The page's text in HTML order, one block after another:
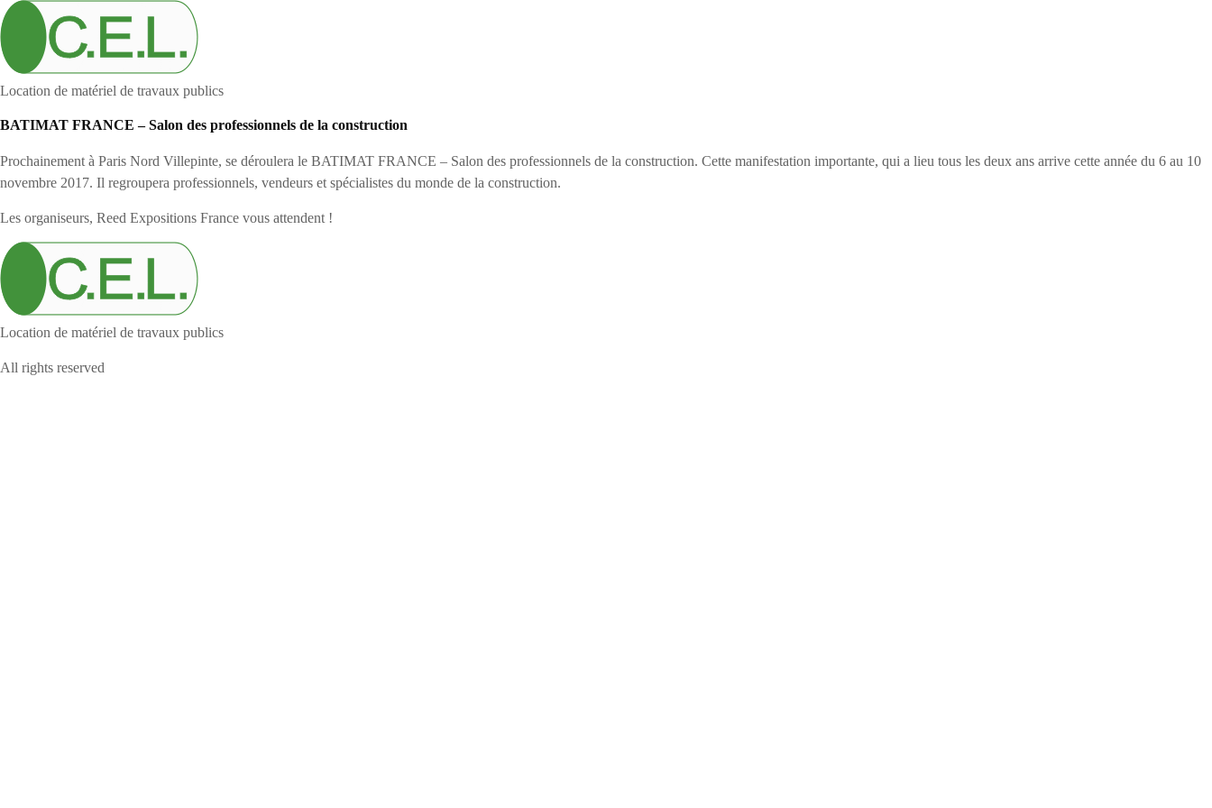
Location de matériel de travaux publics
BATIMAT FRANCE – Salon des professionnels de la construction
Prochainement à Paris Nord Villepinte, se déroulera le BATIMAT FRANCE – Salon des professionnels de la construction. Cette manifestation importante, qui a lieu tous les deux ans arrive cette année du 6 au 10
novembre 2017. Il regroupera professionnels, vendeurs et spécialistes du monde de la construction.
Les organiseurs, Reed Expositions France vous attendent !
Location de matériel de travaux publics
All rights reserved